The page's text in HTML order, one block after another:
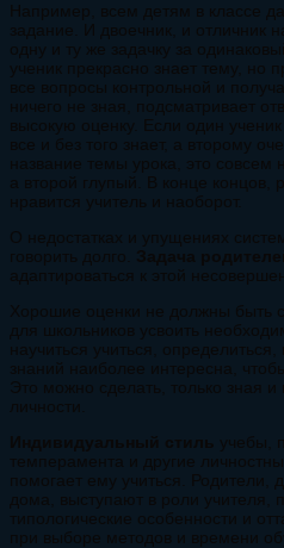
Например, всем детям в классе
задание. И двоечник, и отличник
одну и ту же задачку за
ученик прекрасно знает тему, но
все вопросы контрольной и
ничего не зная, подсматривает
высокую оценку. Если один ученик
все и без того знает, а второму
название темы урока, это совсем
а второй глупый. В конце концов,
нравится учитель и наоборот.
О недостатках и упущениях
говорить долго.
Задача
адаптироваться к этой
Хорошие оценки не должны быть
для школьников усвоить
научиться учиться, определиться,
знаний наиболее интересна,
Это можно сделать, только зная и
личности.
Индивидуальный стиль учебы,
темперамента и другие
помогает ему учиться.
дома, выступают в роли учителя,
типологические особенности и
при выборе методов и времени